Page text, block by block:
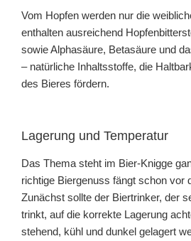
Vom Hopfen werden nur die
enthalten ausreichend
sowie Alphasäure, Betasäure und
– natürliche Inhaltsstoffe, die
des Bieres fördern.
Lagerung und Temperatur
Das Thema steht im Bier-Knigge
richtige Biergenuss fängt schon vor
Zunächst sollte der Biertrinker, der
trinkt, auf die korrekte Lagerung
stehend, kühl und dunkel gelagert